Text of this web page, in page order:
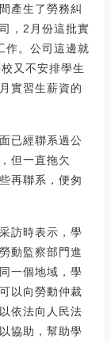
產生了勞務糾
，2月份這批實
作。公司這邊就
又不安排學生
實習生薪資的
已經聯系過公
但一直拖欠
再聯系，便匆
訪時表示，學
動監察部門進
一個地域，學
以向勞動仲裁
依法向人民法
協助，幫助學